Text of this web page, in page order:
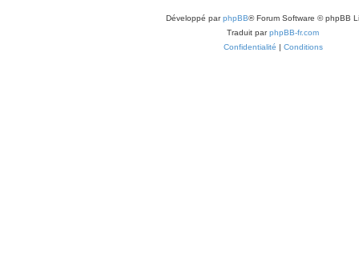
Développé parphpBB® Forum Software © phpBB
Traduit parphpBB-fr.com
Confidentialité | Conditions